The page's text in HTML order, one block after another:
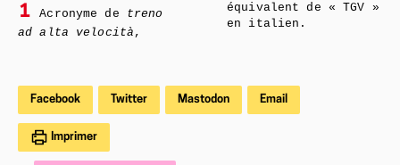
1 Acronyme de treno
ad alta velocità ,
équivalent de « TGV »
en italien.
Facebook Twitter Mastodon Email
Imprimer